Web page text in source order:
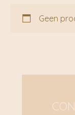
Geen